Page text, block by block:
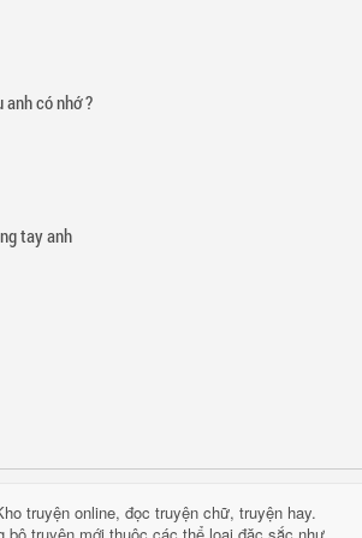
anh có nhớ ?
tay anh
truyện online, đọc truyện chữ, truyện hay.